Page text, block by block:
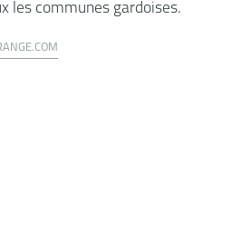
les communes gardoises.